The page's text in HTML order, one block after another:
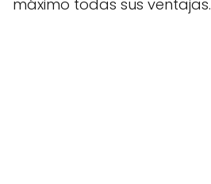
máximo todas sus ventajas.